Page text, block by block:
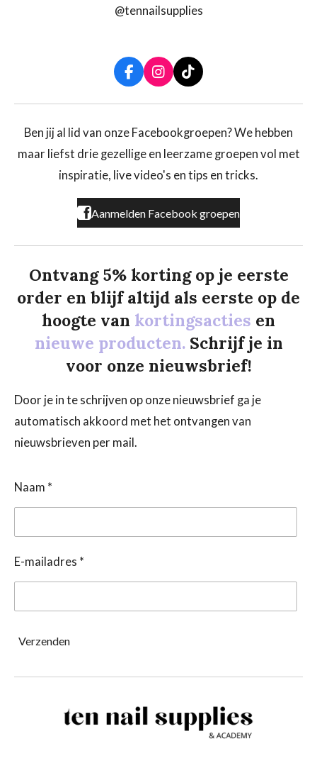
@tennailsupplies
F
a
c
b
o
k
I
n
s
a
r
a
T
i
k
o
Ben jij al lid van onze Facebookgroepen? We hebben
maar liefst drie gezellige en leerzame groepen vol met
inspiratie, live video's en tips en tricks.
Aanmelden Facebook groepen
Ontvang 5% korting op je eerste
order en blijf altijd als eerste op de
hoogte van kortingsacties en
nieuwe producten. Schrijf je in
voor onze nieuwsbrief!
Door je in te schrijven op onze nieuwsbrief ga je
automatisch akkoord met het ontvangen van
nieuwsbrieven per mail.
Naam *
E-mailadres *
Verzenden